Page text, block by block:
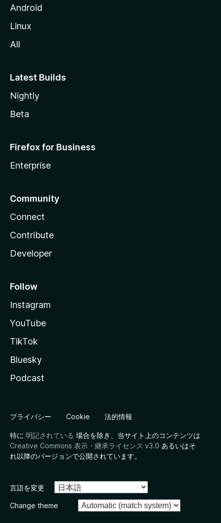
Android
Linux
All
Latest Builds
Nightly
Beta
Firefox for Business
Enterprise
Community
Connect
Contribute
Developer
Follow
Instagram
YouTube
TikTok
Bluesky
Podcast
プライバシー Cookie 法的情報
特に 明記されている 場合を除き、当サイト上のコンテンツは
Creative Commons 表示・継承ライセンス v3.0 あるいはそ
れ以降のバージョンで公開されています。
言語を変更
Change theme